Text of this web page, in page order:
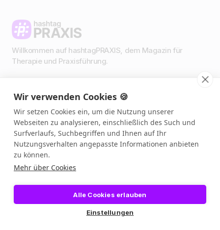
Willkommen auf hashtagPRAXIS, dem Magazin für
Therapie und Praxisführung.
Impressum & Datenschutz
AGBs
Presse & Medien
Podcast 🎙️
Link in Bio
©️ 2026 – hashtagPRAXIS, alle Rechte vorbehalten
Wir verwenden Cookies 🍪
Wir setzen Cookies ein, um die Nutzung unserer
Webseiten zu analysieren, einschließlich des Such und
Surfverlaufs, Suchbegriffen und Ihnen auf Ihr
Nutzungsverhalten angepasste Informationen anbieten
zu können.
Mehr über Cookies
Alle Cookies erlauben
Einstellungen